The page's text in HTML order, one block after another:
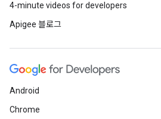
4-minute videos for developers
Apigee 블로그
Android
Chrome